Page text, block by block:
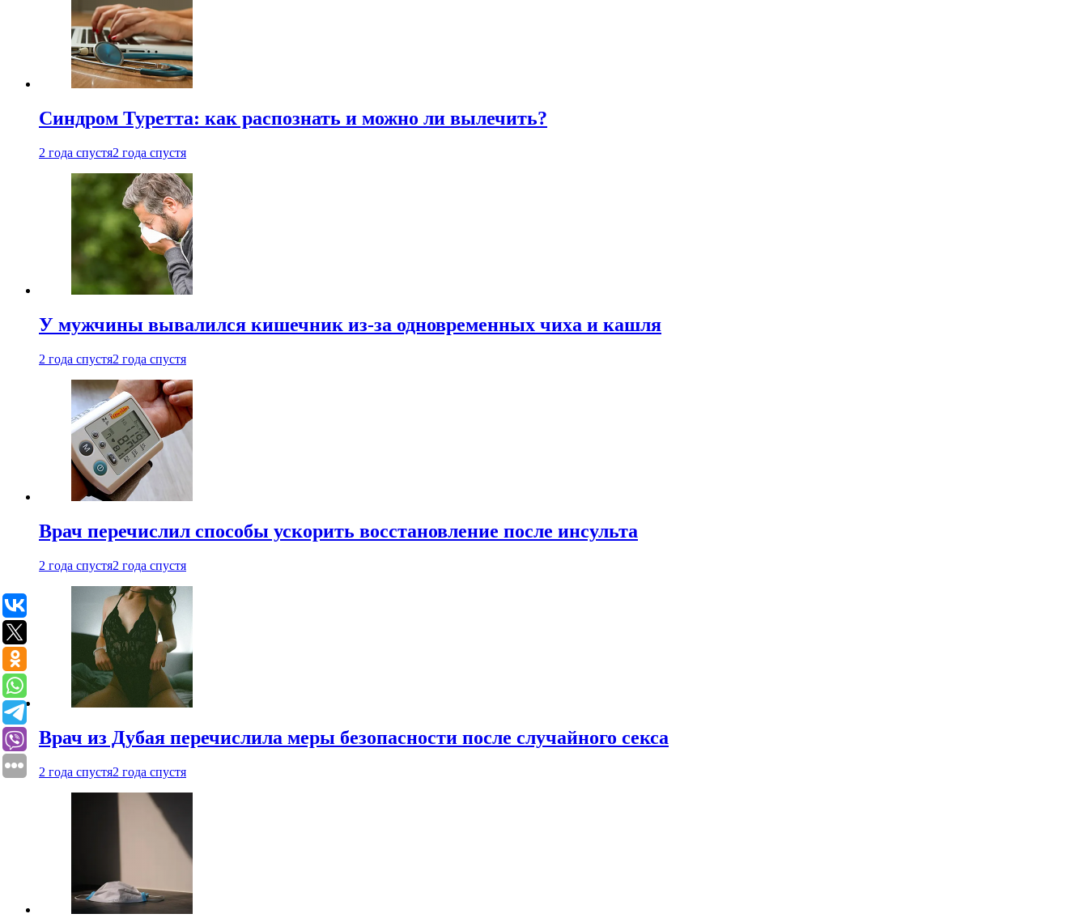
Синдром Туретта: как распознать и можно ли вылечить?
2 года спустя2 года спустя
У мужчины вывалился кишечник из-за одновременных чиха и кашля
2 года спустя2 года спустя
Врач перечислил способы ускорить восстановление после инсульта
2 года спустя2 года спустя
Врач из Дубая перечислила меры безопасности после случайного секса
2 года спустя2 года спустя